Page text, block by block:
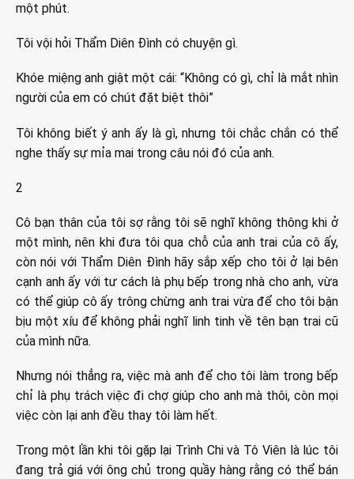
một phút.
Tôi vội hỏi Thẩm Diên Đình có chuyện gì.
Khóe miệng anh giật một cái: “Không có gì, chỉ là mắt nhìn
người của em có chút đặt biệt thôi”
Tôi không biết ý anh ấy là gì, nhưng tôi chắc chắn có thể
nghe thấy sự mỉa mai trong câu nói đó của anh.
2
Cô bạn thân của tôi sợ rằng tôi sẽ nghĩ không thông khi ở
một mình, nên khi đưa tôi qua chỗ của anh trai của cô ấy,
còn nói với Thẩm Diên Đình hãy sắp xếp cho tôi ở lại bên
cạnh anh ấy với tư cách là phụ bếp trong nhà cho anh, vừa
có thể giúp cô ấy trông chừng anh trai vừa để cho tôi bận
bịu một xíu để không phải nghĩ linh tinh về tên bạn trai cũ
của mình nữa.
Nhưng nói thẳng ra, việc mà anh để cho tôi làm trong bếp
chỉ là phụ trách việc đi chợ giúp cho anh mà thôi, còn mọi
việc còn lại anh đều thay tôi làm hết.
Trong một lần khi tôi gặp lại Trình Chi và Tô Viên là lúc tôi
đang trả giá với ông chủ trong quầy hàng rằng có thể bán